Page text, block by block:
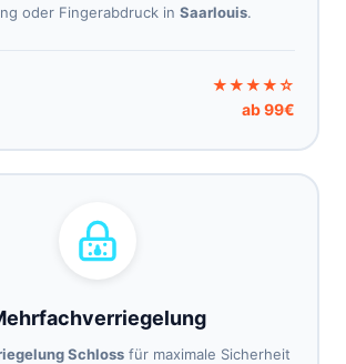
oder Fingerabdruck in Saarlouis.
★★★★☆
ab 99€
Schloss für maximale Sicherheit